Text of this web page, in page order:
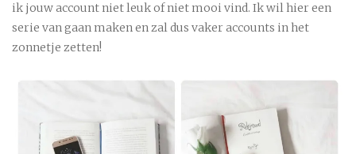
ik jouw account niet leuk of niet mooi vind. Ik wil hier een
serie van gaan maken en zal dus vaker accounts in het
zonnetje zetten!